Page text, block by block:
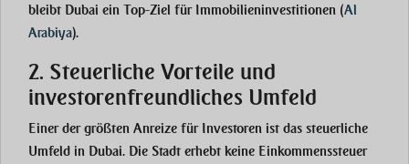
bleibt Dubai ein Top-Ziel für Immobilieninvestitionen (Al
Arabiya)​.
2. Steuerliche Vorteile und
investorenfreundliches Umfeld
Einer der größten Anreize für Investoren ist das steuerliche
Umfeld in Dubai. Die Stadt erhebt keine Einkommenssteuer